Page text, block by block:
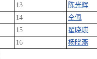
13 陈光辉
14 仝佩
15
翟晓琪
16
杨晓燕